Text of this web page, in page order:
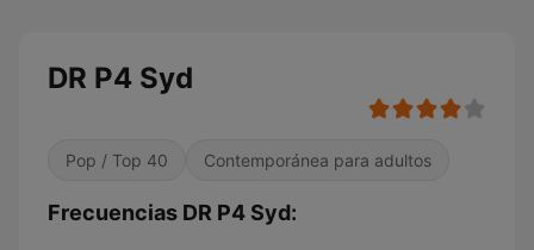
DR P4 Syd
Pop / Top 40 Contemporánea para adultos
Frecuencias DR P4 Syd: